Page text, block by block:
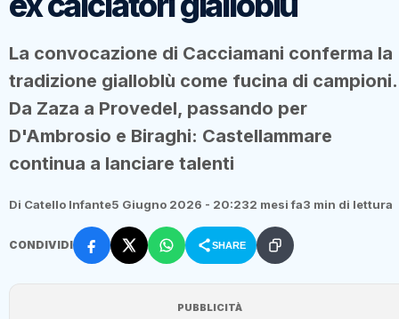
La convocazione di Cacciamani conferma la
tradizione gialloblù come fucina di campioni.
Da Zaza a Provedel, passando per
D'Ambrosio e Biraghi: Castellammare
continua a lanciare talenti
Di Catello Infante5 Giugno 2026 - 20:232 mesi fa3 min di lettura
CONDIVIDI SHARE
PUBBLICITÀ